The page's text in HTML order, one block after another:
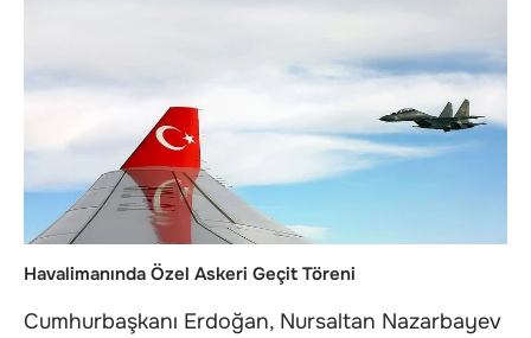
Havalimanında Özel Askeri Geçit Töreni
Cumhurbaşkanı Erdoğan, Nursaltan Nazarbayev